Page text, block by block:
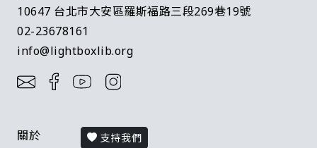
10647 台北市大安區羅斯福路三段269巷19號
02-23678161
info@lightboxlib.org
關於 支持我們